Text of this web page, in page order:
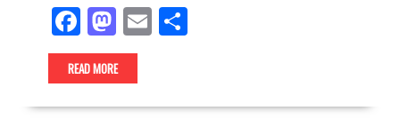
F
ac
e
b
M
as
to
d
E
l
S
e
READ MORE